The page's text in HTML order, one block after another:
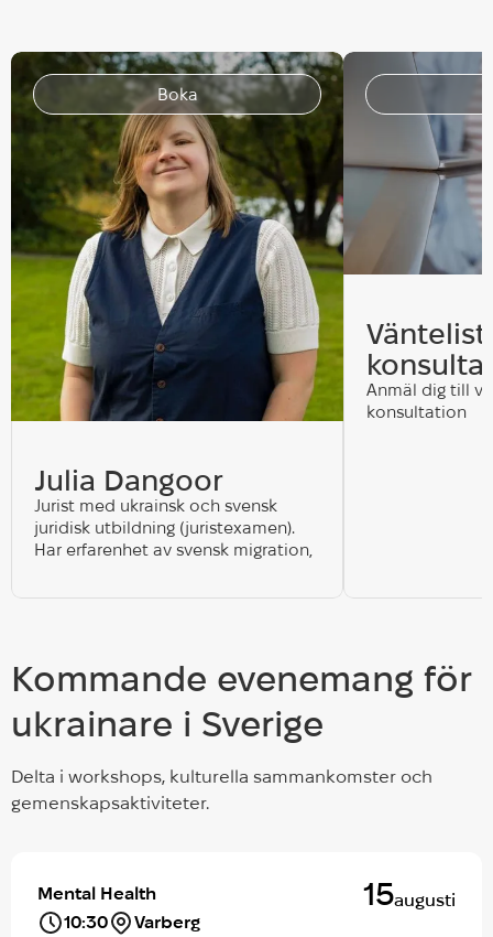
Boka
Julia Dangoor
Jurist med ukrainsk och svensk
juridisk utbildning (juristexamen).
Har erfarenhet av svensk migration,
bostadsfrågor, beskattning och
Anmäl dig till
konsultation
Kommande evenemang för
ukrainare i Sverige
Delta i workshops, kulturella sammankomster och
gemenskapsaktiviteter.
Mental Health 15augusti
10:30
Varberg